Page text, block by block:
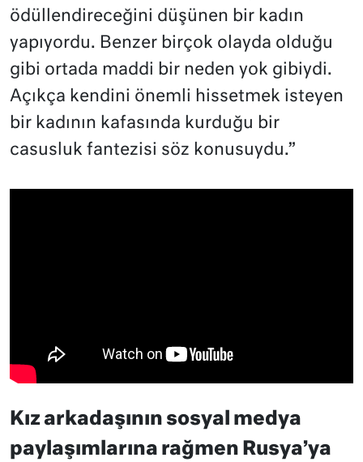
ödüllendireceğini düşünen bir kadın
yapıyordu. Benzer birçok olayda olduğu
gibi ortada maddi bir neden yok gibiydi.
Açıkça kendini önemli hissetmek isteyen
bir kadının kafasında kurduğu bir
casusluk fantezisi söz konusuydu.”
Kız arkadaşının sosyal medya
paylaşımlarına rağmen Rusya’ya